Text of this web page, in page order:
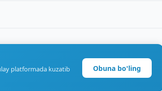
platformada kuzatib
Obuna bo'ling